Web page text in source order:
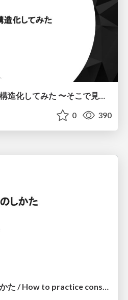
勉強会企画をアプリで構造化してみた 〜そこで見えた、AIとの付き合い方〜 / I've structured a study group plan using an app.
0 390